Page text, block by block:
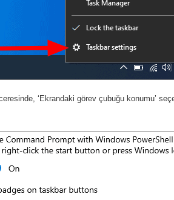
‘Ekrandaki görev çubuğu konumu’